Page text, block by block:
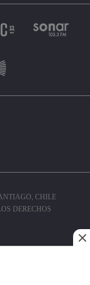
CHILE
DERECHOS